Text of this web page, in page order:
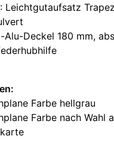
Leichtgutaufsatz
Alu-Deckel 180 mm,
Farbe hellgrau
Farbe nach Wahl